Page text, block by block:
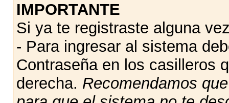
IMPORTANTE
Si ya te registraste alguna
- Para ingresar al sistema
Contraseña en los casilleros
derecha. Recomendamos